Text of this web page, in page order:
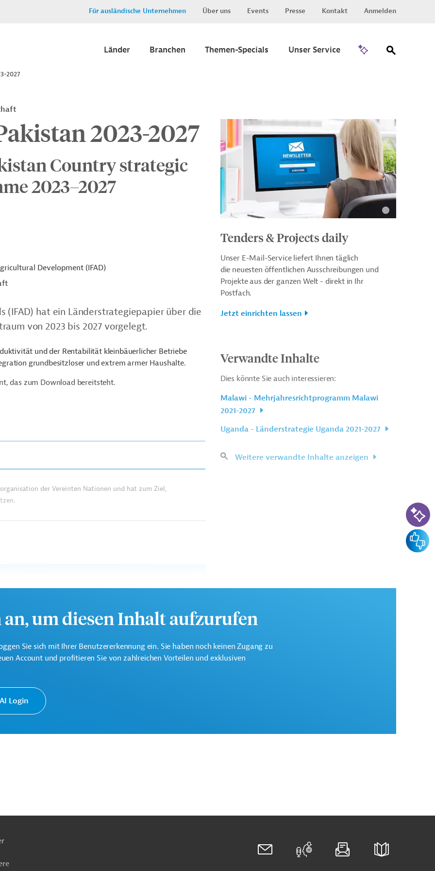
Für ausländische Unternehmen Über uns Events Presse Kontakt Anmelden
Länder Branchen Themen-Specials Unser Service
2027
2023-2027
Country strategic
2023–2027
Development (IFAD)
(IFAD) hat ein Länderstrategiepapier über die
von 2023 bis 2027 vorgelegt.
und der Rentabilität kleinbäuerlicher Betriebe
grundbesitzloser und extrem armer Haushalte.
das zum Download bereitsteht.
der Vereinten Nationen und hat zum Ziel,
Tenders & Projects daily
Unser E-Mail-Service liefert Ihnen täglich
die neuesten öffentlichen Ausschreibungen und
Projekte aus der ganzen Welt - direkt in Ihr
Postfach.
Jetzt einrichten lassen
Verwandte Inhalte
Dies könnte Sie auch interessieren:
Malawi - Mehrjahresrichtprogramm Malawi
2021-2027
Uganda - Länderstrategie Uganda 2021-2027
Weitere verwandte Inhalte anzeigen
an, um diesen Inhalt aufzurufen
Sie sich mit Ihrer Benutzererkennung ein. Sie haben noch keinen Zugang zu
Account und profitieren Sie von zahlreichen Vorteilen und exklusiven
Login
KI-